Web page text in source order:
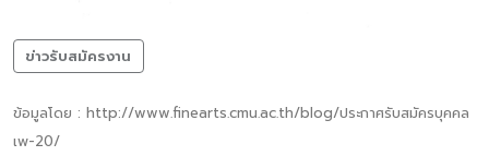
ข่าวรับสมัครงาน
ข้อมูลโดย : http://www.finearts.cmu.ac.th/blog/ประกาศรับสมัครบุคคล
เพ-20/